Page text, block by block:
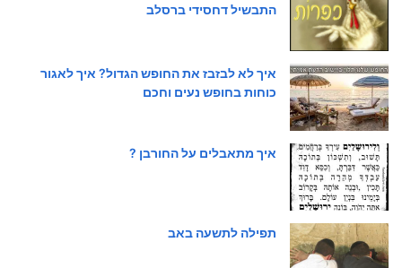
התבשיל דחסידי ברסלב
איך לא לבזבז את החופש הגדול? איך לאגור
כוחות בחופש נעים וחכם
איך מתאבלים על החורבן ?
תפילה לתשעה באב